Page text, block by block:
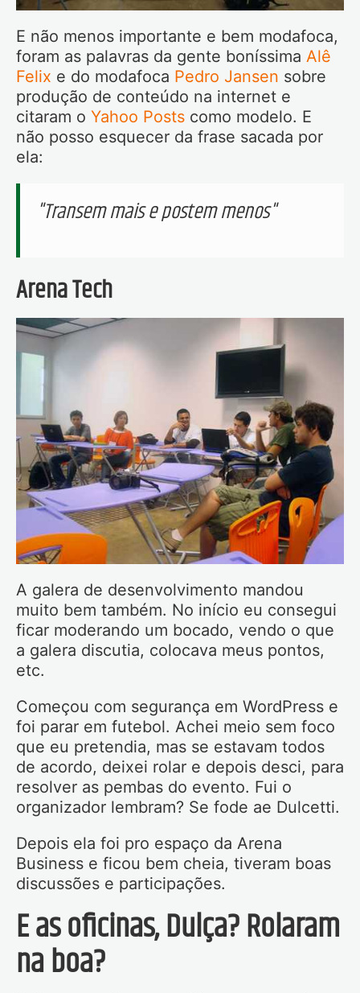
E não menos importante e bem modafoca,
foram as palavras da gente boníssima Alê
Felix e do modafoca Pedro Jansen sobre
produção de conteúdo na internet e
citaram o Yahoo Posts como modelo. E
não posso esquecer da frase sacada por
ela:
"Transem mais e postem menos"
Arena Tech
A galera de desenvolvimento mandou
muito bem também. No início eu consegui
ficar moderando um bocado, vendo o que
a galera discutia, colocava meus pontos,
etc.
Começou com segurança em WordPress e
foi parar em futebol. Achei meio sem foco
que eu pretendia, mas se estavam todos
de acordo, deixei rolar e depois desci, para
resolver as pembas do evento. Fui o
organizador lembram? Se fode ae Dulcetti.
Depois ela foi pro espaço da Arena
Business e ficou bem cheia, tiveram boas
discussões e participações.
E as oficinas, Dulça? Rolaram
na boa?